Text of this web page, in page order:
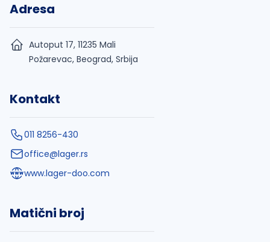
Adresa
Autoput 17, 11235 Mali
Požarevac, Beograd, Srbija
Kontakt
011 8256-430
office@lager.rs
www.lager-doo.com
Matični broj